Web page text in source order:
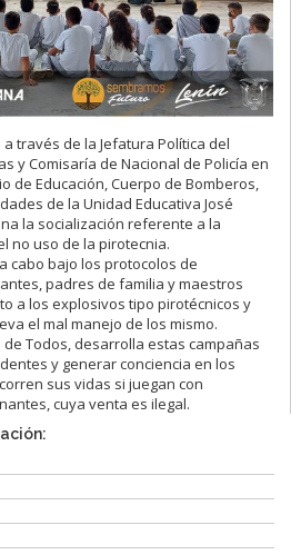
través de la Jefatura Política del
y Comisaría de Nacional de Policía en
de Educación, Cuerpo de Bomberos,
de la Unidad Educativa José
la socialización referente a la
no uso de la pirotecnia.
cabo bajo los protocolos de
padres de familia y maestros
a los explosivos tipo pirotécnicos y
el mal manejo de los mismo.
Todos, desarrolla estas campañas
y generar conciencia en los
sus vidas si juegan con
cuya venta es ilegal.